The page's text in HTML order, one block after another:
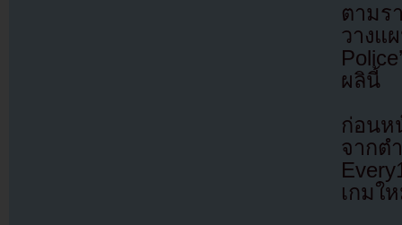
ตามร
วางแ
ผลินี้
ก่อนห
จากต
เกมใ